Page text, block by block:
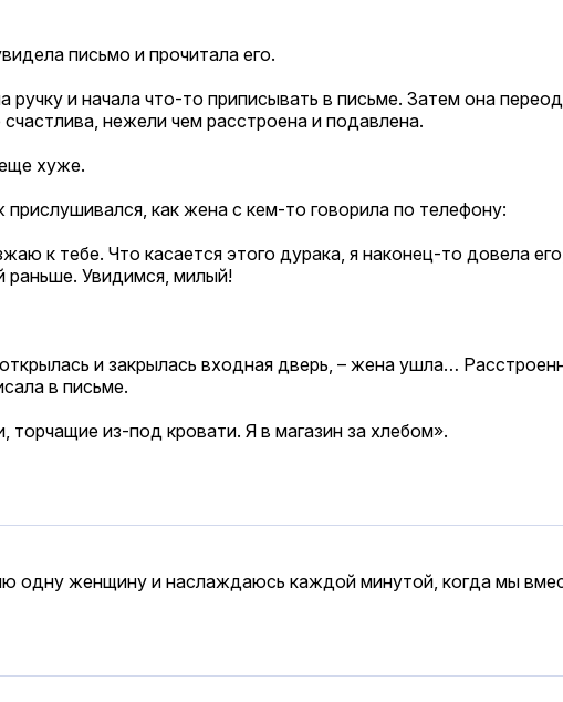
письмо и прочитала его.
ручку и начала что-то приписывать в письме. Затем она
нежели чем расстроена и подавлена.
хуже.
как жена с кем-то говорила по телефону:
к тебе. Что касается этого дурака, я наконец-то довела
раньше. Увидимся, милый!
и закрылась входная дверь, – жена ушла…
в письме.
торчащие из-под кровати. Я в магазин за хлебом».
одну женщину и наслаждаюсь каждой минутой, когда мы